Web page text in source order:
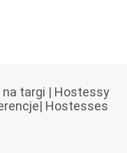
targi | Hostessy
| Hostesses